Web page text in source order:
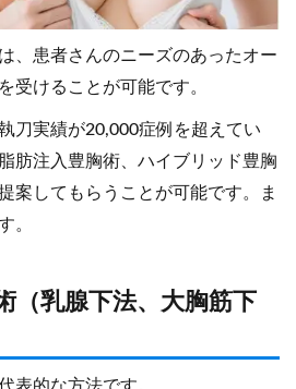
、患者さんのニーズのあったオー
受けることが可能です。
刀実績が20,000症例を超えてい
肪注入豊胸術、ハイブリッド豊胸
案してもらうことが可能です。ま
。
（乳腺下法、大胸筋下